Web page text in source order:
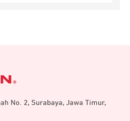
No. 2, Surabaya, Jawa Timur,